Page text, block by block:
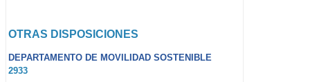
OTRAS DISPOSICIONES
DEPARTAMENTO DE MOVILIDAD SOSTENIBLE
2933